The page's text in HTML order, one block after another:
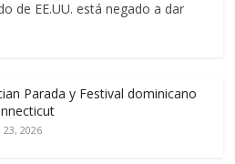
de EE.UU. está negado a dar
Parada y Festival dominicano
2026